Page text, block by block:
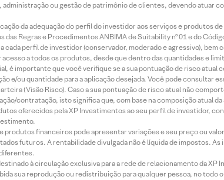
ou gestão de patrimônio de clientes, devendo atuar
da adequação do perfil do investidor aos serviços e produtos
das Regras e Procedimentos ANBIMA de Suitability nº 01 e do
cada perfil de investidor (conservador, moderado e agressivo),
a todos os produtos, desde que dentro das quantidades e
é importante que você verifique se a sua pontuação de risco atual
e/ou quantidade para a aplicação desejada. Você pode consultar
(Visão Risco). Caso a sua pontuação de risco atual não
contratação, isto significa que, com base na composição atual
oferecidos pela XP Investimentos ao seu perfil de investidor,
produtos financeiros pode apresentar variações e seu preço ou
futuros. A rentabilidade divulgada não é líquida de impostos.
à circulação exclusiva para a rede de relacionamento da
sua reprodução ou redistribuição para qualquer pessoa, no